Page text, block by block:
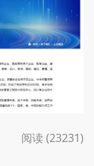
阅读 (23231)